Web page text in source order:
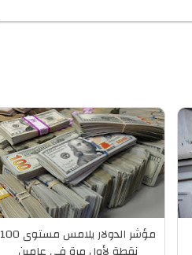
مؤشر الدولار يلامس مستوى 100